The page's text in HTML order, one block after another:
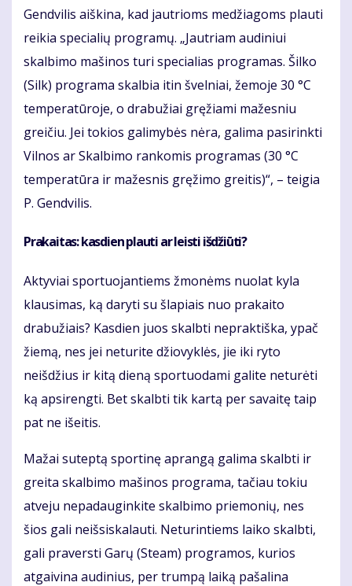
Gendvilis aiškina, kad jautrioms medžiagoms plauti
reikia specialių programų. „Jautriam audiniui
skalbimo mašinos turi specialias programas. Šilko
(Silk) programa skalbia itin švelniai, žemoje 30 °C
temperatūroje, o drabužiai gręžiami mažesniu
greičiu. Jei tokios galimybės nėra, galima pasirinkti
Vilnos ar Skalbimo rankomis programas (30 °C
temperatūra ir mažesnis gręžimo greitis)“, – teigia
P. Gendvilis.
Prakaitas: kasdien plauti ar leisti išdžiūti?
Aktyviai sportuojantiems žmonėms nuolat kyla
klausimas, ką daryti su šlapiais nuo prakaito
drabužiais? Kasdien juos skalbti nepraktiška, ypač
žiemą, nes jei neturite džiovyklės, jie iki ryto
neišdžius ir kitą dieną sportuodami galite neturėti
ką apsirengti. Bet skalbti tik kartą per savaitę taip
pat ne išeitis.
Mažai suteptą sportinę aprangą galima skalbti ir
greita skalbimo mašinos programa, tačiau tokiu
atveju nepadauginkite skalbimo priemonių, nes
šios gali neišsiskalauti. Neturintiems laiko skalbti,
gali praversti Garų (Steam) programos, kurios
atgaivina audinius, per trumpą laiką pašalina